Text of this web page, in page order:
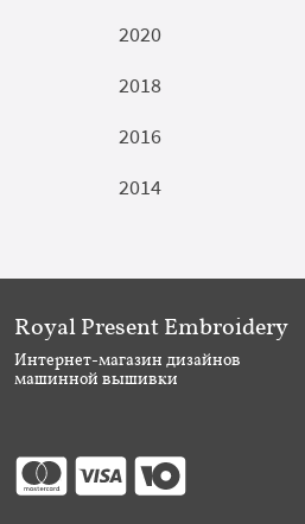
2020
2018
2016
2014
Royal Present Embroidery
Интернет-магазин дизайнов
машинной вышивки